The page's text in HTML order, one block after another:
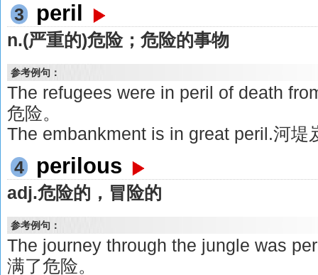
3
peril
n.(严重的)危险；危险的事物
参考例句：
The refugees were in peril of death
危险。
The embankment is in great peril.河堤
4
perilous
adj.危险的，冒险的
参考例句：
The journey through the jungle was
满了危险。